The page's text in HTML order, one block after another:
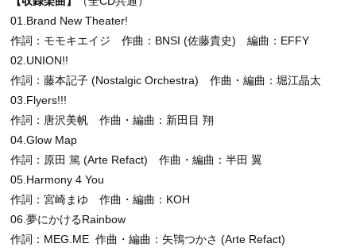
01.Brand New Theater!
作詞：モモキエイジ 作曲：BNSI (佐藤貴史) 編曲：EFFY
02.UNION!!
作詞：藤本記子 (Nostalgic Orchestra) 作曲・編曲：堀江晶太
03.Flyers!!!
作詞：唐沢美帆 作曲・編曲：新田目 翔
04.Glow Map
作詞：原田 篤 (Arte Refact) 作曲・編曲：半田 翼
05.Harmony 4 You
作詞：宮崎まゆ 作曲・編曲：KOH
06.夢にかけるRainbow
作詞：MEG.ME 作曲・編曲：矢鴇つかさ (Arte Refact)